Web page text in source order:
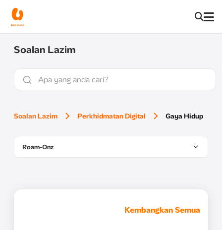
Soalan Lazim
Soalan Lazim Perkhidmatan Digital Gaya Hidup
Roam-Onz
Kembangkan Semua